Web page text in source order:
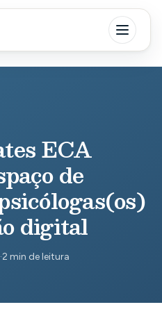
ECA
de
digital
·2 min de leitura